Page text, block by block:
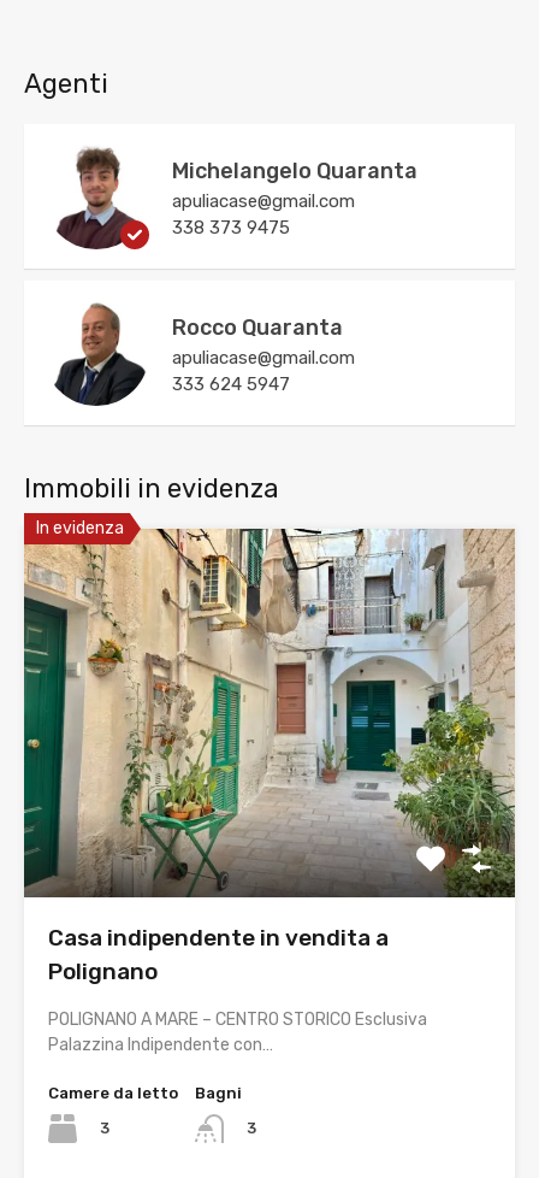
Agenti
Michelangelo Quaranta
apuliacase@gmail.com
338 373 9475
Rocco Quaranta
apuliacase@gmail.com
333 624 5947
Immobili in evidenza
In evidenza
Casa indipendente in vendita a
Polignano
POLIGNANO A MARE – CENTRO STORICO Esclusiva
Palazzina Indipendente con…
Camere da letto
3
Bagni
3